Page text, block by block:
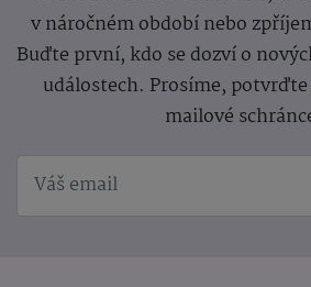
v náročném období nebo
Buďte první, kdo se dozví o
událostech. Prosíme,
mailové